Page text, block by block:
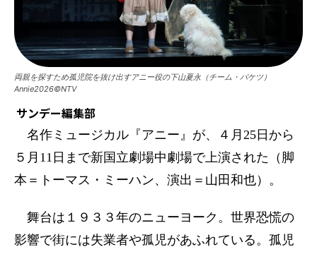
両親を探すため孤児院を抜け出すアニー役の下山夏永（チーム・バケツ）
Annie2026©NTV
サンデー編集部
名作ミュージカル『アニー』が、４月25日から
５月11日まで新国立劇場中劇場で上演された（脚
本＝トーマス・ミーハン、演出＝山田和也）。
舞台は１９３３年のニューヨーク。世界恐慌の
影響で街には失業者や孤児があふれている。孤児